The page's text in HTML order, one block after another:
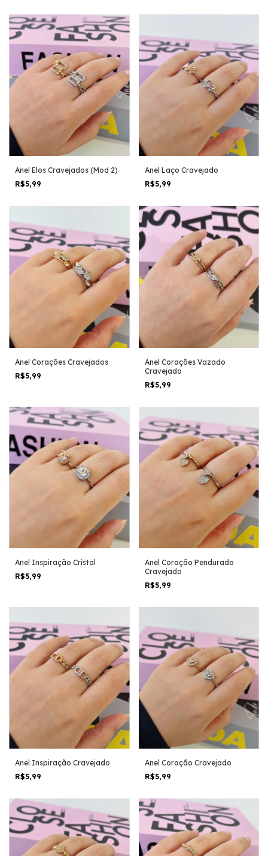
Anel Elos Cravejados (Mod 2)
R$5,99
Anel Laço Cravejado
R$5,99
Anel Corações Cravejados
R$5,99
Anel Corações Vazado
Cravejado
R$5,99
Anel Inspiração Cristal
R$5,99
Anel Coração Pendurado
Cravejado
R$5,99
Anel Inspiração Cravejado
R$5,99
Anel Coração Cravejado
R$5,99